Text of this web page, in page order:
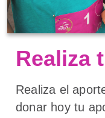
Realiza
Realiza el
donar hoy tu